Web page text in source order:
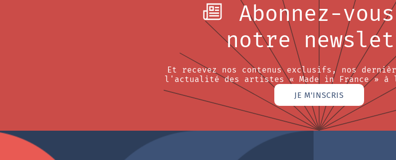
Abonnez-
notre
Et recevez nos contenus exclusifs, nos
l'actualité des artistes « Made in France »
JE M'INSCRIS